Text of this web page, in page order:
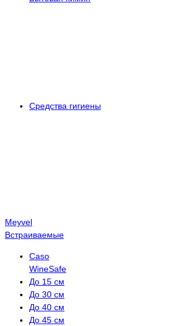
Средства гигиены
Meyvel
Встраиваемые
Caso
WineSafe
До 15 см
До 30 см
До 40 см
До 45 см